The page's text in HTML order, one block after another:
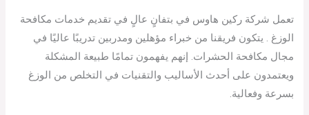
تعمل شركة ركين هاوس في بتفانٍ عالٍ في تقديم خدمات مكافحة
الوزغ . يتكون فريقنا من خبراء مؤهلين ومدربين تدريبًا عاليًا في
مجال مكافحة الحشرات. إنهم يفهمون تمامًا طبيعة المشكلة
ويعتمدون على أحدث الأساليب والتقنيات في التخلص من الوزغ
بسرعة وفعالية.